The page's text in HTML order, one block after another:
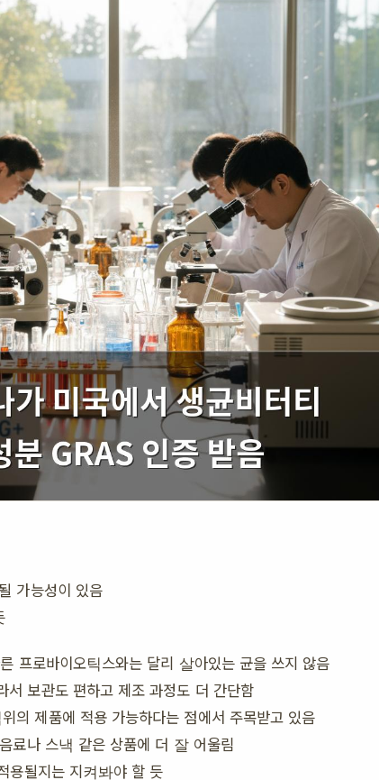
가능성이 있음
프로바이오틱스와는 달리 살아있는 균을 쓰지 않음
보관도 편하고 제조 과정도 더 간단함
제품에 적용 가능하다는 점에서 주목받고 있음
료나 스낵 같은 상품에 더 잘 어울림
용될지는 지켜봐야 할 듯